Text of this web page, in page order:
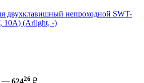
двухклавишный непроходной SWT-
10A) (Arlight, -)
— 62426 ₽